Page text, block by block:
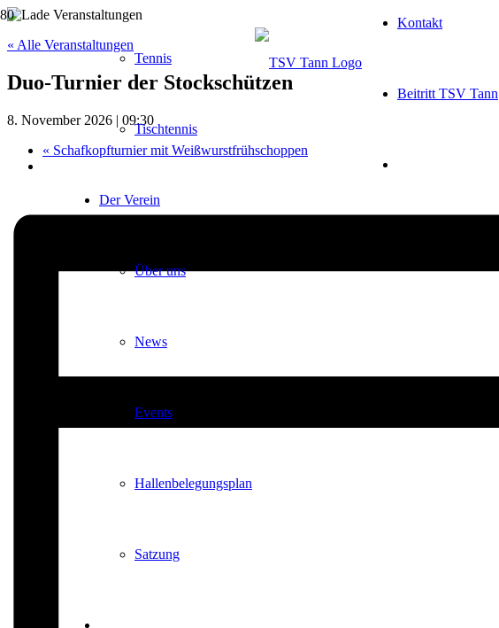
Tennis
Tischtennis
Der Verein
Über uns
News
Events
Hallenbelegungsplan
Satzung
Kontakt
Beitritt TSV Tann
« Alle Veranstaltungen
Duo-Turnier der Stockschützen
8. November 2026 | 09:30
« Schafkopfturnier mit Weißwurstfrühschoppen